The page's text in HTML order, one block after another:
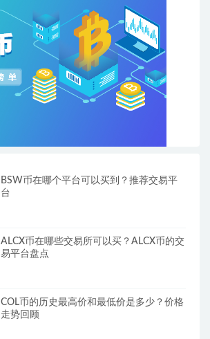
BSW币在哪个平台可以买到？推荐交易平
台
ALCX币在哪些交易所可以买？ALCX币的交
易平台盘点
COL币的历史最高价和最低价是多少？价格
走势回顾